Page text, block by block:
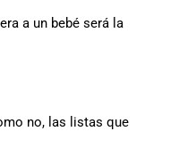
a un bebé será la
no, las listas que